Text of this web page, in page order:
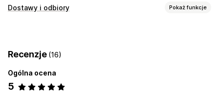
Dostawy i odbiory Pokaż funkcje
Stawki dynamiczne
Planowanie tras
Etykiety wysyłkowe
Recenzje (16)
Ogólna ocena
5